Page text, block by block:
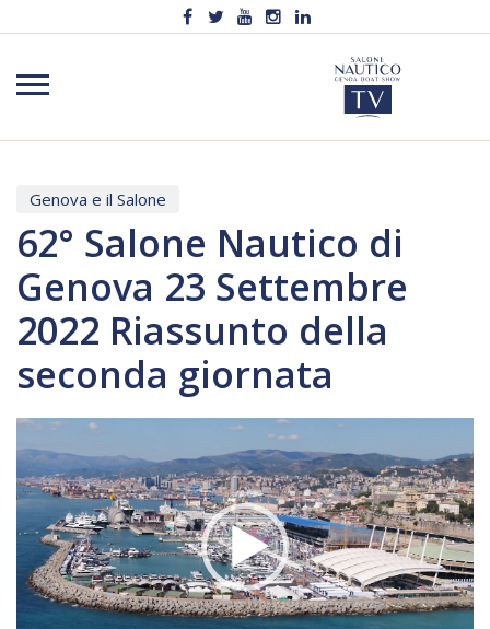
Genova e il Salone
62° Salone Nautico di
Genova 23 Settembre
2022 Riassunto della
seconda giornata
Video
Player